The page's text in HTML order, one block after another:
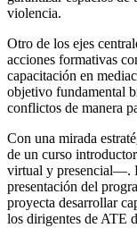
violencia.
Otro de los ejes
acciones formativas
capacitación en
objetivo fundamental
conflictos de manera
Con una mirada
de un curso
virtual y presencial—.
presentación del
proyecta desarrollar
los dirigentes de ATE